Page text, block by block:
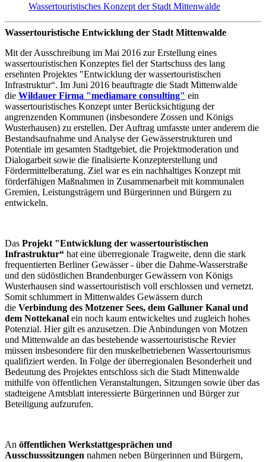
Wassertouristisches Konzept der Stadt Mittenwalde
Wassertouristische Entwicklung der Stadt Mittenwalde
Mit der Ausschreibung im Mai 2016 zur Erstellung eines
wassertouristischen Konzeptes fiel der Startschuss des lang
ersehnten Projektes "Entwicklung der wassertouristischen
Infrastruktur“. Im Juni 2016 beauftragte die Stadt Mittenwalde
die Wildauer Firma "mediamare consulting" ein
wassertouristisches Konzept unter Berücksichtigung der
angrenzenden Kommunen (insbesondere Zossen und Königs
Wusterhausen) zu erstellen. Der Auftrag umfasste unter anderem die
Bestandsaufnahme und Analyse der Gewässerstrukturen und
Potentiale im gesamten Stadtgebiet, die Projektmoderation und
Dialogarbeit sowie die finalisierte Konzepterstellung und
Fördermittelberatung. Ziel war es ein nachhaltiges Konzept mit
förderfähigen Maßnahmen in Zusammenarbeit mit kommunalen
Gremien, Leistungsträgern und Bürgerinnen und Bürgern zu
entwickeln.
Das Projekt "Entwicklung der wassertouristischen
Infrastruktur“ hat eine überregionale Tragweite, denn die stark
frequentierten Berliner Gewässer - über die Dahme-Wasserstraße
und den südöstlichen Brandenburger Gewässern von Königs
Wusterhausen sind wassertouristisch voll erschlossen und vernetzt.
Somit schlummert in Mittenwaldes Gewässern durch
die Verbindung des Motzener Sees, dem Galluner Kanal und
dem Nottekanal ein noch kaum entwickeltes und zugleich hohes
Potenzial. Hier gilt es anzusetzen. Die Anbindungen von Motzen
und Mittenwalde an das bestehende wassertouristische Revier
müssen insbesondere für den muskelbetriebenen Wassertourismus
qualifiziert werden. In Folge der überregionalen Besonderheit und
Bedeutung des Projektes entschloss sich die Stadt Mittenwalde
mithilfe von öffentlichen Veranstaltungen, Sitzungen sowie über das
stadteigene Amtsblatt interessierte Bürgerinnen und Bürger zur
Beteiligung aufzurufen.
An öffentlichen Werkstattgesprächen und
Ausschusssitzungen nahmen neben Bürgerinnen und Bürgern,